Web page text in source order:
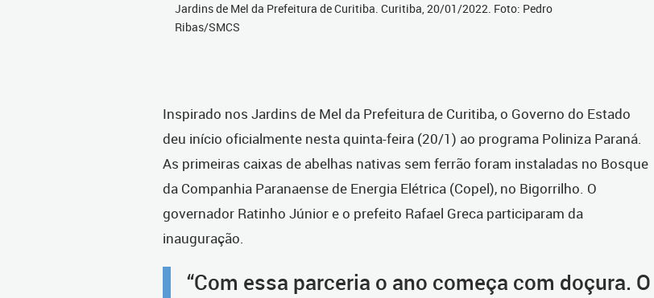
Jardins de Mel da Prefeitura de Curitiba. Curitiba, 20/01/2022. Foto: Pedro
Ribas/SMCS
Inspirado nos Jardins de Mel da Prefeitura de Curitiba, o Governo do Estado
deu início oficialmente nesta quinta-feira (20/1) ao programa Poliniza Paraná.
As primeiras caixas de abelhas nativas sem ferrão foram instaladas no Bosque
da Companhia Paranaense de Energia Elétrica (Copel), no Bigorrilho. O
governador Ratinho Júnior e o prefeito Rafael Greca participaram da
inauguração.
“Com essa parceria o ano começa com doçura. O